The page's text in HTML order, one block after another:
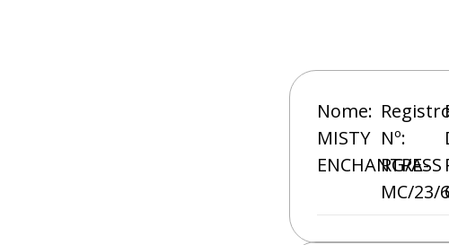
Nome:
MISTY
ENCHANTRESS
Nº:
RG/A-
MC/23/